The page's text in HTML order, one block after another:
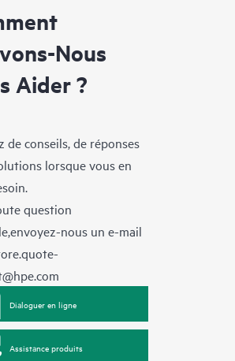
Nous
Aider ?
de conseils, de réponses
lorsque vous en
question
nous un e-mail
Dialoguer en ligne
Assistance produits